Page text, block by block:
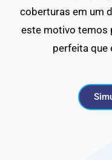
coberturas em um
este motivo temos
perfeita que